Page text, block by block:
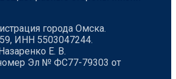
города Омска.
ИНН 5503047244.
Е. В.
Эл № ФС77-79303 от